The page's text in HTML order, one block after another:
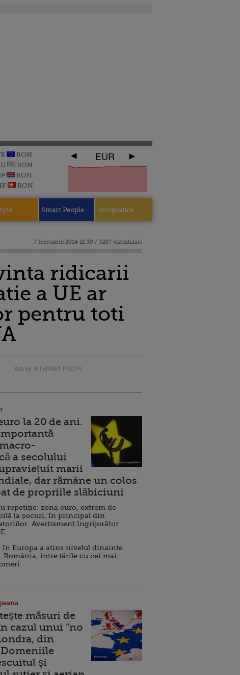
RON
RON
RON
RON
EUR
Smart People Infografice
7 februarie 2014 21:39 / 3207 vizualizari
ridicarii
a UE ar
pentru toti
Ads by INTERNET PROTV
la 20 de ani.
a secolului
marii
dar rămâne un colos
de propriile slăbiciuni
repetiție: zona euro, extrem de
la șocuri, în principal din
Avertisment îngrijorător
în Europa a atins nivelul dinainte
România, între țările cu cei mai
măsuri de
cazul unui ”no
din
şi